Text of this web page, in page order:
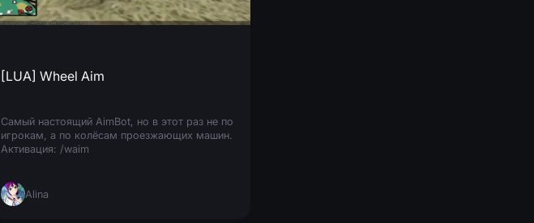
[LUA] Wheel Aim
Самый настоящий AimBot, но в этот раз не по
игрокам, а по колёсам проезжающих машин.
Активация: /waim
Alina